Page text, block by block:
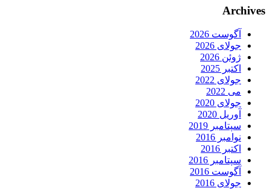
Archives
آگوست 2026
جولای 2026
ژوئن 2026
اکتبر 2025
جولای 2022
می 2022
جولای 2020
آوریل 2020
سپتامبر 2019
نوامبر 2016
اکتبر 2016
سپتامبر 2016
آگوست 2016
جولای 2016